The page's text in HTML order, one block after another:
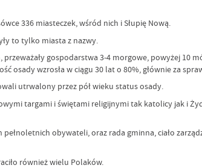
336 miasteczek, wśród nich i Słupię Nową.
to tylko miasta z nazwy.
przeważały gospodarstwa 3-4 morgowe, powyżej 10
osady wzrosła w ciągu 30 lat o 80%, głównie za
utrwalony przez pół wieku status osady.
targami i świętami religijnymi tak katolicy jak i
obywateli, oraz rada gminna, ciało
również wielu Polaków.